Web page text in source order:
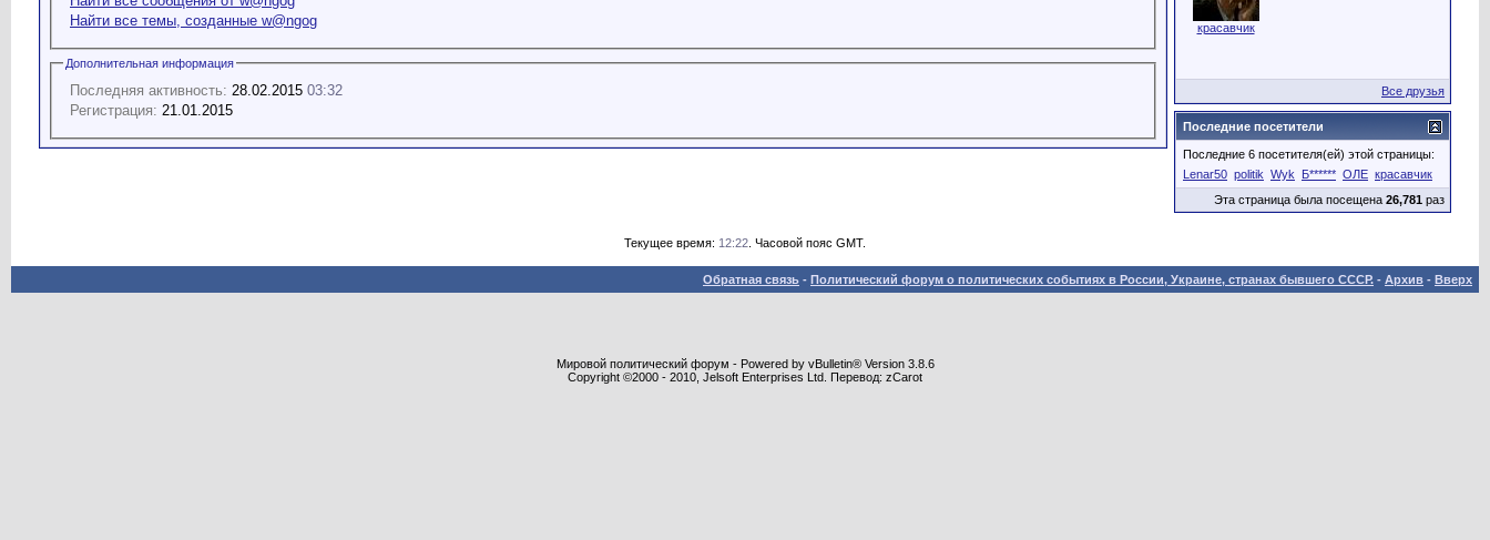
Найти все темы, созданные w@ngog
Дополнительная информация
Последняя активность: 28.02.2015 03:32
Регистрация: 21.01.2015
красавчик
Все друзья
Последние посетители
Последние 6 посетителя(ей) этой страницы:
Lenar50 politik Wyk Б****** ОЛЕ красавчик
Эта страница была посещена 26,781 раз
Текущее время: 12:22 . Часовой пояс GMT.
Обратная связь - Политический форум о политических событиях в России, Украине, странах бывшего СССР. - Архив - Вверх
Мировой политический форум - Powered by vBulletin® Version 3.8.6
Copyright ©2000 - 2010, Jelsoft Enterprises Ltd. Перевод: zCarot